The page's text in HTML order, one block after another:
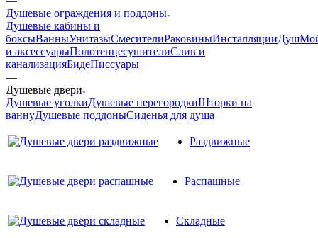
Душевые ограждения и поддоны
Душевые кабины и
боксыВанныУнитазыСмесителиРаковиныИнсталляцииДуш
и аксессуарыПолотенцесушителиСлив и
канализацияБидеПиссуары
—
Душевые двери
Душевые уголкиДушевые перегородкиШторки на
ваннуДушевые поддоныСиденья для душа
Раздвижные
Распашные
Складные